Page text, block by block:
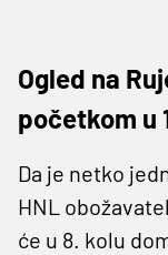
Ogled na
početkom u
Da je netko
HNL
će u 8. kolu